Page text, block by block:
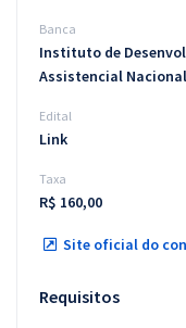
Banca
Instituto de
Assistencial Nacional
Edital
Link
Taxa
R$ 160,00
Site oficial do
Requisitos